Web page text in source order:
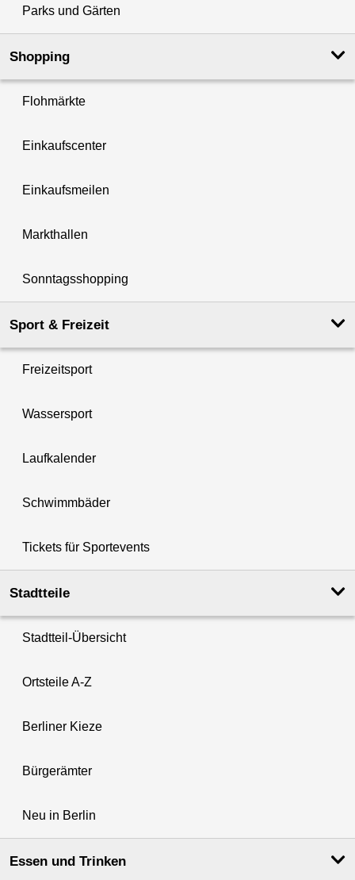
Parks und Gärten
Shopping
Flohmärkte
Einkaufscenter
Einkaufsmeilen
Markthallen
Sonntagsshopping
Sport & Freizeit
Freizeitsport
Wassersport
Laufkalender
Schwimmbäder
Tickets für Sportevents
Stadtteile
Stadtteil-Übersicht
Ortsteile A-Z
Berliner Kieze
Bürgerämter
Neu in Berlin
Essen und Trinken